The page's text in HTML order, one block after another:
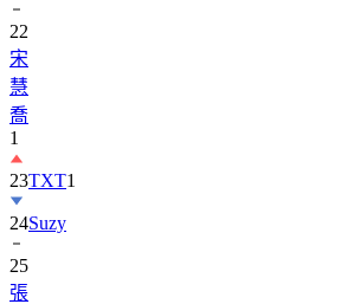
22
宋
慧
喬
1
23TXT1
24Suzy
25
張